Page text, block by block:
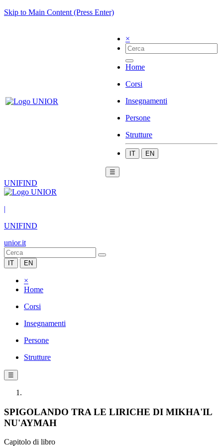
Skip to Main Content (Press Enter)
×
Home
Corsi
Insegnamenti
Persone
Strutture
IT EN
☰
UNIFIND
|
UNIFIND
unior.it
IT EN
×
Home
Corsi
Insegnamenti
Persone
Strutture
☰
SPIGOLANDO TRA LE LIRICHE DI MIKHA'IL
NU'AYMAH
Capitolo di libro